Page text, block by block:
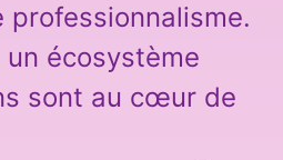
écosystème
sont au cœur de